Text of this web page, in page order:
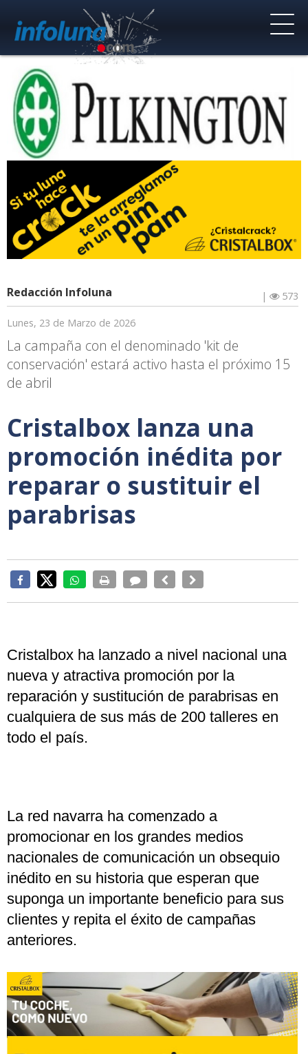
Redacción Infoluna | 573
Lunes, 23 de Marzo de 2026
La campaña con el denominado 'kit de
conservación' estará activo hasta el próximo 15
de abril
Cristalbox lanza una
promoción inédita por
reparar o sustituir el
parabrisas
Cristalbox ha lanzado a nivel nacional una
nueva y atractiva promoción por la
reparación y sustitución de parabrisas en
cualquiera de sus más de 200 talleres en
todo el país.
La red navarra ha comenzado a
promocionar en los grandes medios
nacionales de comunicación un obsequio
inédito en su historia que esperan que
suponga un importante beneficio para sus
clientes y repita el éxito de campañas
anteriores.